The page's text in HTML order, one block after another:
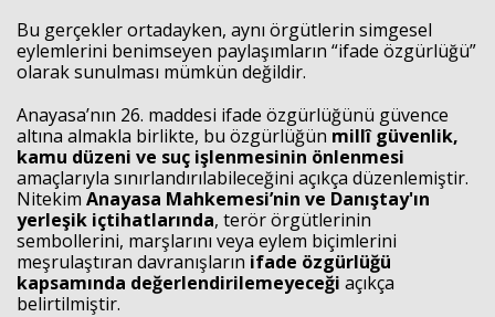
Bu gerçekler ortadayken, aynı örgütlerin simgesel
eylemlerini benimseyen paylaşımların “ifade özgürlüğü”
olarak sunulması mümkün değildir.
Anayasa’nın 26. maddesi ifade özgürlüğünü güvence
altına almakla birlikte, bu özgürlüğün millî güvenlik,
kamu düzeni ve suç işlenmesinin önlenmesi
amaçlarıyla sınırlandırılabileceğini açıkça düzenlemiştir.
Nitekim Anayasa Mahkemesi’nin ve Danıştay'ın
yerleşik içtihatlarında, terör örgütlerinin
sembollerini, marşlarını veya eylem biçimlerini
meşrulaştıran davranışların ifade özgürlüğü
kapsamında değerlendirilemeyeceği açıkça
belirtilmiştir.